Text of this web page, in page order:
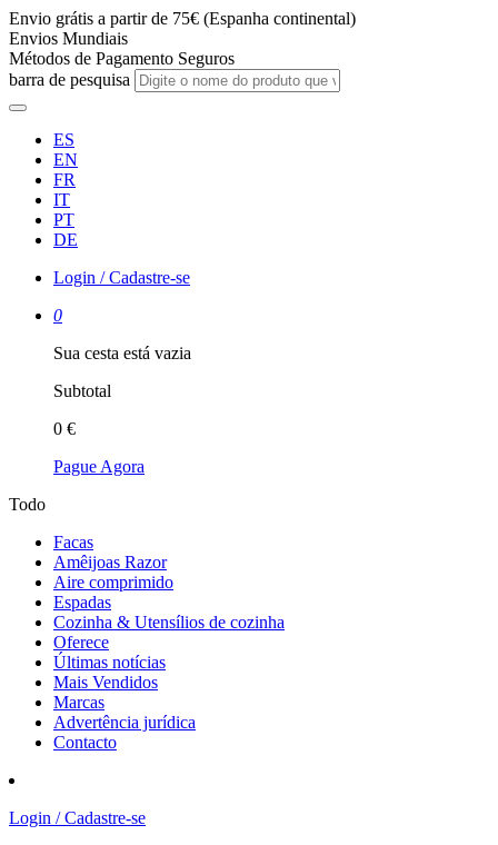
Envio grátis a partir de 75€ (Espanha continental)
Envios Mundiais
Métodos de Pagamento Seguros
barra de pesquisa
ES
EN
FR
IT
PT
DE
Login / Cadastre-se
0
Sua cesta está vazia
Subtotal
0 €
Pague Agora
Todo
Facas
Amêijoas Razor
Aire comprimido
Espadas
Cozinha & Utensílios de cozinha
Oferece
Últimas notícias
Mais Vendidos
Marcas
Advertência jurídica
Contacto
Login / Cadastre-se